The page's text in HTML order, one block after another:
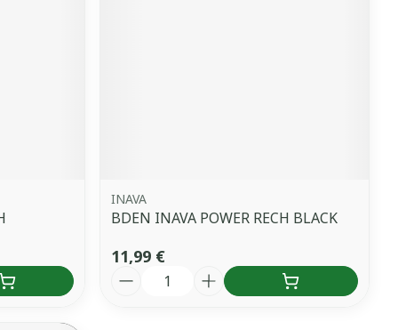
INAVA
BDEN INAVA POWER RECH BLACK
11,99 €
Quantité